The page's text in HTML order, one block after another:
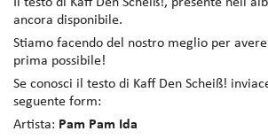
ancora disponibile.
Stiamo facendo del nostro meglio per avere
prima possibile!
Se conosci il testo di Kaff Den Scheiß!
seguente form:
Artista: Pam Pam Ida